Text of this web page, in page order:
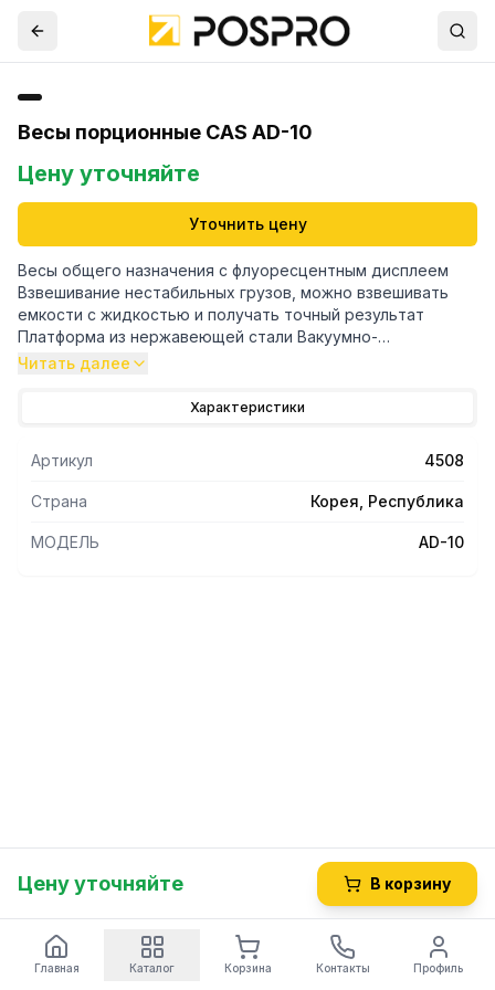
Весы порционные CAS AD-10
Цену уточняйте
Уточнить цену
Весы общего назначения с флуоресцентным дисплеем
Взвешивание нестабильных грузов, можно взвешивать
емкости с жидкостью и получать точный результат
Платформа из нержавеющей стали Вакуумно-
люминесцентный дисплей (ВЛ) Интерфейс RS-232
Читать далее
Характеристики
Артикул 4508
Страна Корея, Республика
МОДЕЛЬ AD-10
Цену уточняйте В корзину
Главная Каталог Корзина Контакты Профиль